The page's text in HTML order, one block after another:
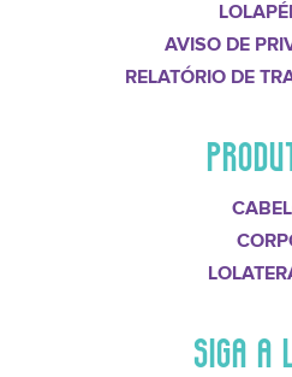
AVISO DE
RELATÓRIO DE
SIGA A